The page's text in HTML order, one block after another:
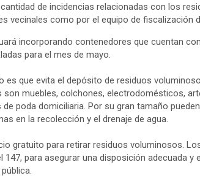
de incidencias relacionadas con los
como por el equipo de fiscalización
incorporando contenedores que cuentan
para el mes de mayo.
es que evita el depósito de residuos
muebles, colchones, electrodomésticos,
poda domiciliaria. Por su gran tamaño
en la recolección y el drenaje de agua.
gratuito para retirar residuos voluminosos.
para asegurar una disposición adecuada y